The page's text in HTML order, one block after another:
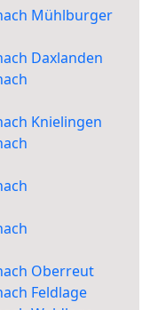
Mühlburger
Daxlanden
Knielingen
Oberreut
Feldlage